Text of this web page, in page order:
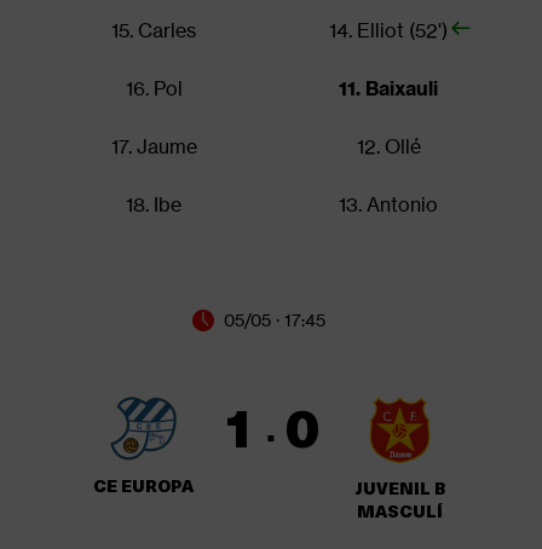
15. Carles
16. Pol
17. Jaume
18. Ibe
14. Elliot (52')
11. Baixauli
12. Ollé
13. Antonio
05/05 · 17:45
CE EUROPA
1 · 0
JUVENIL B
MASCULÍ